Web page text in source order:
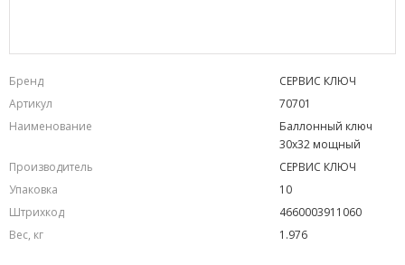
Бренд
СЕРВИС КЛЮЧ
Артикул
70701
Наименование
Баллонный ключ
30х32 мощный
Производитель
СЕРВИС КЛЮЧ
Упаковка
10
Штрихкод
4660003911060
Вес, кг
1.976